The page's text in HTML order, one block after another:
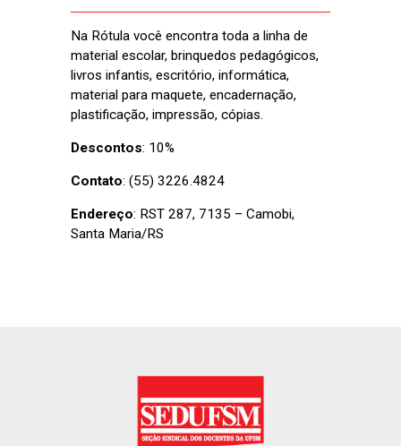
Na Rótula você encontra toda a linha de
material escolar, brinquedos pedagógicos,
livros infantis, escritório, informática,
material para maquete, encadernação,
plastificação, impressão, cópias.
Descontos: 10%
Contato: (55) 3226.4824
Endereço: RST 287, 7135 – Camobi,
Santa Maria/RS